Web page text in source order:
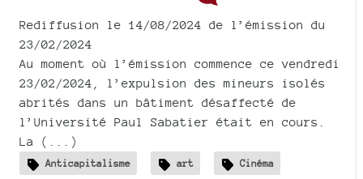
Rediffusion le 14/08/2024 de l’émission du
23/02/2024
Au moment où l’émission commence ce vendredi
23/02/2024, l’expulsion des mineurs isolés
abrités dans un bâtiment désaffecté de
l’Université Paul Sabatier était en cours.
La (...)
Anticapitalisme art Cinéma